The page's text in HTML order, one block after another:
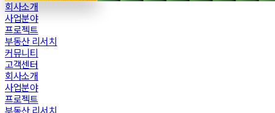
회사소개
사업분야
프로젝트
부동산 리서치
커뮤니티
고객센터
회사소개
사업분야
프로젝트
부동산 리서치